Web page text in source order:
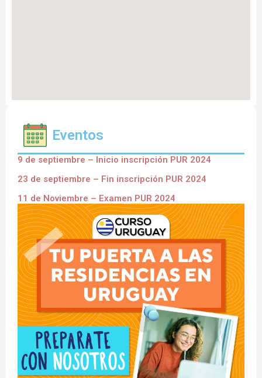
Eventos
9 de septiembre – Inicio inscripción PUR 2024
23 de septiembre – Fin inscripción PUR 2024
11 de Noviembre – Examen PUR 2024